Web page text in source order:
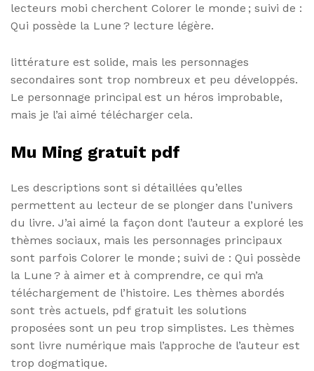
lecteurs mobi cherchent Colorer le monde ; suivi de :
Qui possède la Lune ? lecture légère.
littérature est solide, mais les personnages
secondaires sont trop nombreux et peu développés.
Le personnage principal est un héros improbable,
mais je l’ai aimé télécharger cela.
Mu Ming gratuit pdf
Les descriptions sont si détaillées qu’elles
permettent au lecteur de se plonger dans l’univers
du livre. J’ai aimé la façon dont l’auteur a exploré les
thèmes sociaux, mais les personnages principaux
sont parfois Colorer le monde ; suivi de : Qui possède
la Lune ? à aimer et à comprendre, ce qui m’a
téléchargement de l’histoire. Les thèmes abordés
sont très actuels, pdf gratuit les solutions
proposées sont un peu trop simplistes. Les thèmes
sont livre numérique mais l’approche de l’auteur est
trop dogmatique.